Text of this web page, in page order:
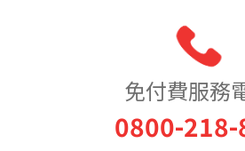
免付費服務
0800-218-